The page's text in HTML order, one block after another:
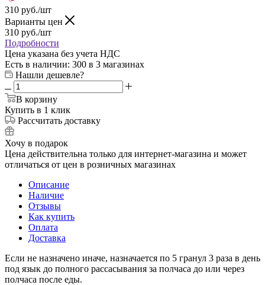
310 руб./шт
Варианты цен
310 руб./шт
Подробности
Цена указана без учета НДС
Есть в наличии: 300 в 3 магазинах
Нашли дешевле?
В корзину
Купить в 1 клик
Рассчитать доставку
Хочу в подарок
Цена действительна только для интернет-магазина и может
отличаться от цен в розничных магазинах
Описание
Наличие
Отзывы
Как купить
Оплата
Доставка
Если не назначено иначе, назначается по 5 гранул 3 раза в день
под язык до полного рассасывания за полчаса до или через
полчаса после еды.